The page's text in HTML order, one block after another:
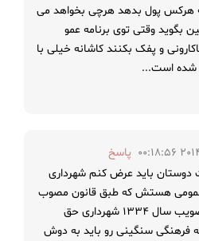
هرکس پول بدهد هرچی بخواهد می
بگوید وقتی توی برنامه عمو
و پفک بکنند کاشانه خیلی با
شده است...
2014-
پاسخ
دوستان باید عرض کنم شهرداری
عمومی هستش که طبق قانون مصوب
شهرداری ها تصویب سال ۱۳۳۴ شهرداری حق
فرهنگی سنگینی رو باید به دوش